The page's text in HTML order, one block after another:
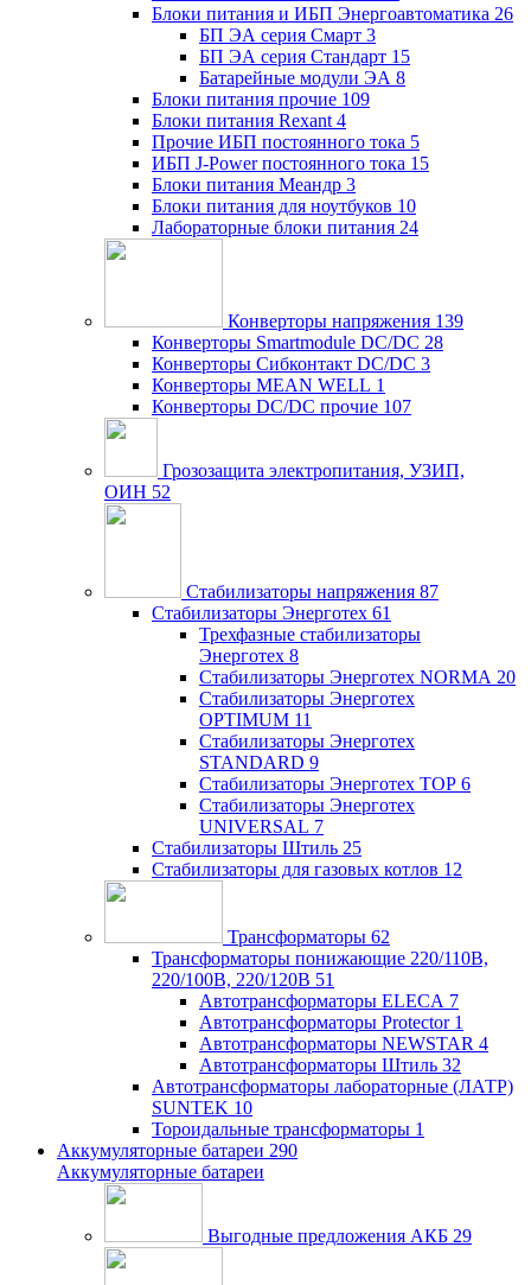
Блоки питания и ИБП Энергоавтоматика 26
БП ЭА серия Смарт 3
БП ЭА серия Стандарт 15
Батарейные модули ЭА 8
Блоки питания прочие 109
Блоки питания Rexant 4
Прочие ИБП постоянного тока 5
ИБП J-Power постоянного тока 15
Блоки питания Меандр 3
Блоки питания для ноутбуков 10
Лабораторные блоки питания 24
Конверторы напряжения 139
Конверторы Smartmodule DC/DC 28
Конверторы Сибконтакт DC/DC 3
Конверторы MEAN WELL 1
Конверторы DC/DC прочие 107
Грозозащита электропитания, УЗИП,
ОИН 52
Стабилизаторы напряжения 87
Стабилизаторы Энерготех 61
Трехфазные стабилизаторы
Энерготех 8
Стабилизаторы Энерготех NORMA 20
Стабилизаторы Энерготех
OPTIMUM 11
Стабилизаторы Энерготех
STANDARD 9
Стабилизаторы Энерготех TOP 6
Стабилизаторы Энерготех
UNIVERSAL 7
Стабилизаторы Штиль 25
Стабилизаторы для газовых котлов 12
Трансформаторы 62
Трансформаторы понижающие 220/110В,
220/100В, 220/120В 51
Автотрансформаторы ELECA 7
Автотрансформаторы Protector 1
Автотрансформаторы NEWSTAR 4
Автотрансформаторы Штиль 32
Автотрансформаторы лабораторные (ЛАТР)
SUNTEK 10
Тороидальные трансформаторы 1
Аккумуляторные батареи 290
Аккумуляторные батареи
Выгодные предложения АКБ 29